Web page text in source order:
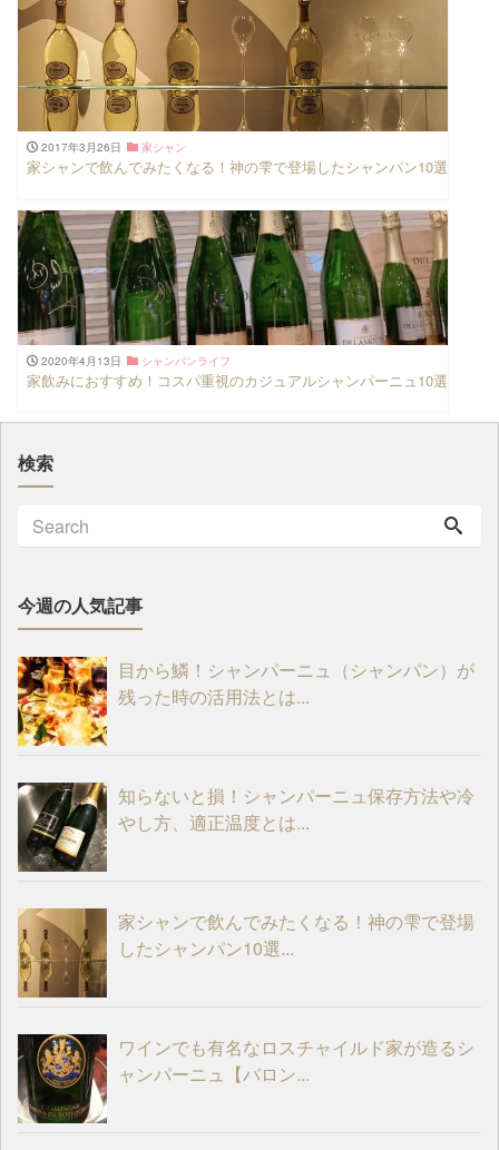
2017年3月26日 家シャン
家シャンで飲んでみたくなる！神の雫で登場したシャンパン10選
2020年4月13日 シャンパンライフ
家飲みにおすすめ！コスパ重視のカジュアルシャンパーニュ10選
検索
今週の人気記事
目から鱗！シャンパーニュ（シャンパン）が
残った時の活用法とは...
知らないと損！シャンパーニュ保存方法や冷
やし方、適正温度とは...
家シャンで飲んでみたくなる！神の雫で登場
したシャンパン10選...
ワインでも有名なロスチャイルド家が造るシ
ャンパーニュ【バロン...